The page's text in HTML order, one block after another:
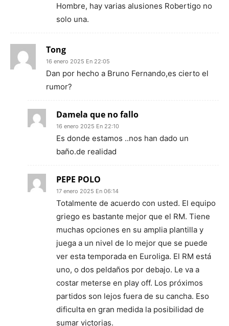
Hombre, hay varias alusiones Robertigo no
solo una.
Tong
16 enero 2025 En 22:05
Dan por hecho a Bruno Fernando,es cierto el
rumor?
Damela que no fallo
16 enero 2025 En 22:10
Es donde estamos ..nos han dado un
baño.de realidad
PEPE POLO
17 enero 2025 En 06:14
Totalmente de acuerdo con usted. El equipo
griego es bastante mejor que el RM. Tiene
muchas opciones en su amplia plantilla y
juega a un nivel de lo mejor que se puede
ver esta temporada en Euroliga. El RM está
uno, o dos peldaños por debajo. Le va a
costar meterse en play off. Los próximos
partidos son lejos fuera de su cancha. Eso
dificulta en gran medida la posibilidad de
sumar victorias.